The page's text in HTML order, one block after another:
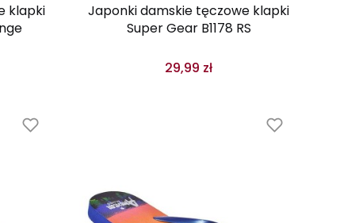
klapki
Japonki damskie tęczowe klapki
Super Gear B1178 RS
29,99 zł